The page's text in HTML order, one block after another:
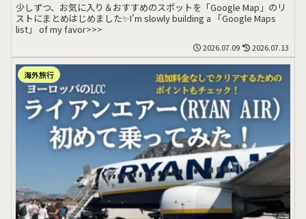
少しずつ、お気に入り＆おすすめのスポットを「Google Map」のリ
ストにまとめはじめました✨I'm slowly building a 「Google Maps
list」 of my favor>>>
2026.07.09 2026.07.13
海外旅行